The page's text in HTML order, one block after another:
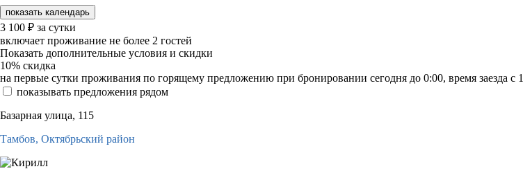
показать календарь
3 100 ₽ за сутки
включает проживание не более 2 гостей
Показать дополнительные условия и скидки
10% скидка
на первые сутки проживания по горящему предложению при бронировании сегодня до 0:00, время заезда
показывать предложения рядом
Базарная улица, 115
Тамбов, Октябрьский район